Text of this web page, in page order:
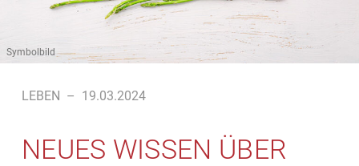
Symbolbild
LEBEN – 19.03.2024
NEUES WISSEN ÜBER